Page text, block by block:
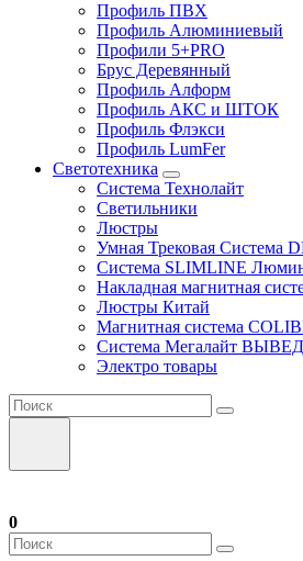
Профиль ПВХ
Профиль Алюминиевый
Профили 5+PRO
Брус Деревянный
Профиль Алформ
Профиль АКС и ШТОК
Профиль Флэкси
Профиль LumFer
Светотехника
Система Технолайт
Светильники
Люстры
Умная Трековая Система
Система SLIMLINE
Накладная магнитная
Люстры Китай
Магнитная система
Система Мегалайт
Электро товары
0